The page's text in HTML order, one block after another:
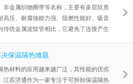
非金属织物圈带等名称，主要有多层软质
高压、耐腐蚀能力强、阻燃性能好、吸音
传统金属波纹管相比，它避免了连接产生
在意外事故中起到对风机的保护作用。
一种是氟胶蒙皮。硅胶蒙皮一般使耐温
保温隔热难题
热材料的应用越来越广泛，其性能的优劣
江苏济通作为一家专注于可拆卸保温隔热